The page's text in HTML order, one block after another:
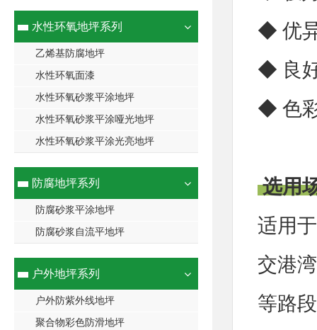
水性环氧地坪系列
乙烯基防腐地坪
水性环氧面漆
水性环氧砂浆平涂地坪
水性环氧砂浆平涂哑光地坪
水性环氧砂浆平涂光亮地坪
防腐地坪系列
防腐砂浆平涂地坪
防腐砂浆自流平地坪
户外地坪系列
户外防紫外线地坪
聚合物彩色防滑地坪
◆ 优
◆ 良
◆ 色
选用
适用
交港
等路